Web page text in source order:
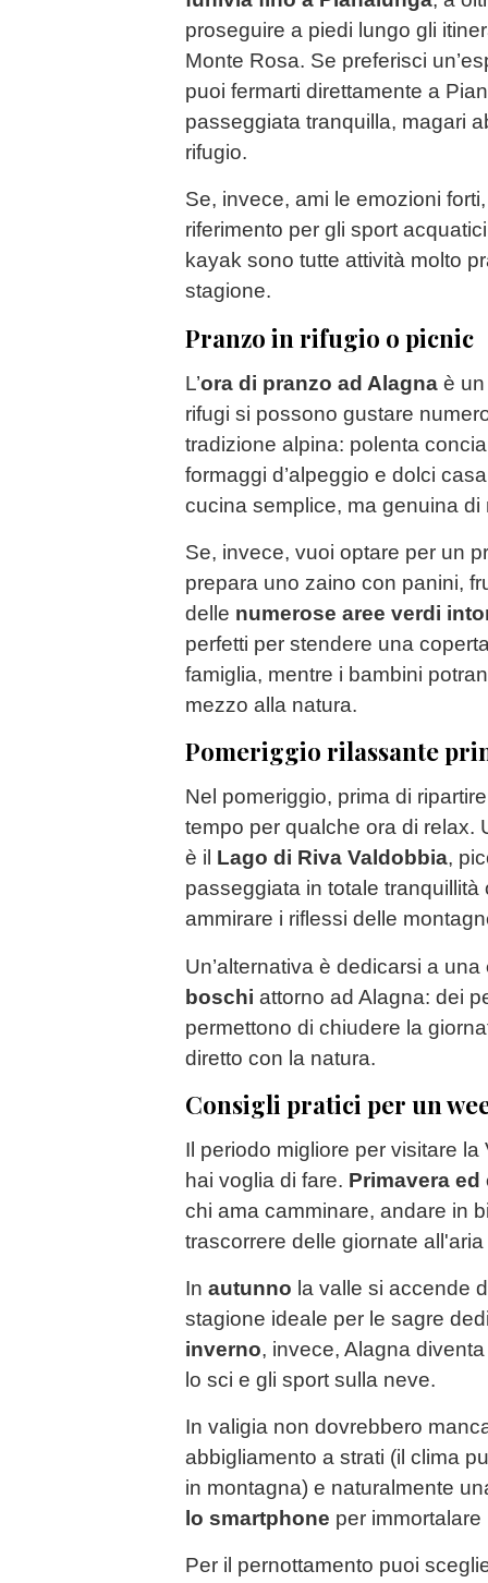
proseguire a piedi lungo gli
Monte Rosa. Se preferisci
puoi fermarti direttamente a
passeggiata tranquilla, magari
rifugio.
Se, invece, ami le emozioni
riferimento per gli sport
kayak sono tutte attività molto
stagione.
Pranzo in rifugio o picnic
L’ora di pranzo ad Alagna è
rifugi si possono gustare
tradizione alpina: polenta
formaggi d’alpeggio e dolci
cucina semplice, ma genuina di
Se, invece, vuoi optare per un
prepara uno zaino con panini,
delle numerose aree verdi
perfetti per stendere una
famiglia, mentre i bambini
mezzo alla natura.
Pomeriggio rilassante
Nel pomeriggio, prima di
tempo per qualche ora di relax.
è il Lago di Riva Valdobbia,
passeggiata in totale
ammirare i riflessi delle
Un’alternativa è dedicarsi a una
boschi attorno ad Alagna: dei
permettono di chiudere la
diretto con la natura.
Consigli pratici per un
Il periodo migliore per visitare
hai voglia di fare. Primavera ed
chi ama camminare, andare in
trascorrere delle giornate
In autunno la valle si accende
stagione ideale per le sagre
inverno, invece, Alagna
lo sci e gli sport sulla neve.
In valigia non dovrebbero
abbigliamento a strati (il clima
in montagna) e naturalmente
lo smartphone per
Per il pernottamento puoi